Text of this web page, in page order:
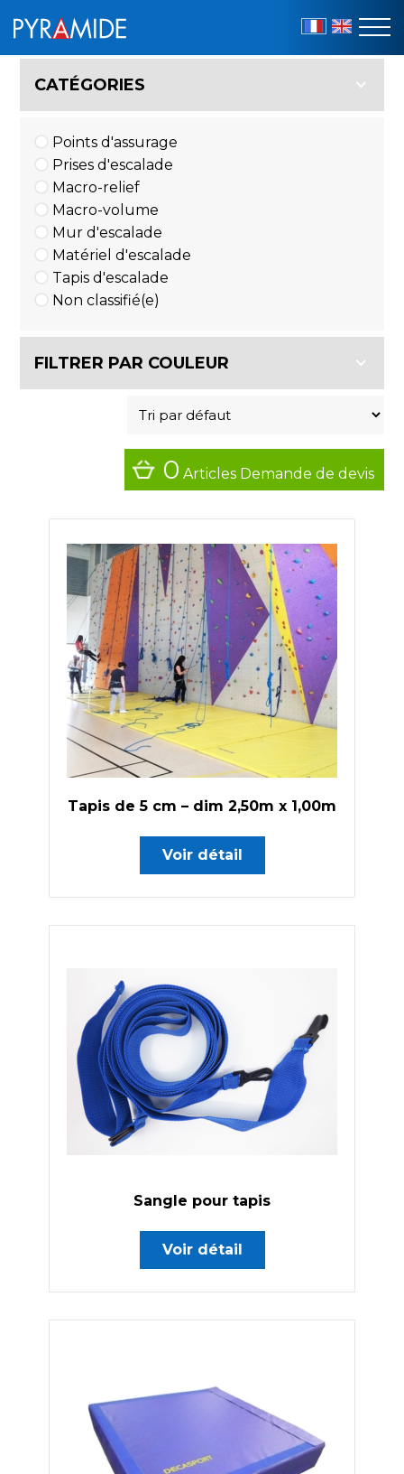
EN
Boutique
en
ligne
CATÉGORIES
Points d'assurage
Prises d'escalade
Macro-relief
Macro-volume
Mur d'escalade
Matériel d'escalade
Tapis d'escalade
Non classifié(e)
FILTRER PAR COULEUR
(15)
Gris soie (14)
Ivoire clair (14)
(12)
Jaune Zinc (14)
Lilas bleu (14)
Orange (4)
Orangé jaune
(11)
Rouge (15)
Rouge signalisation (14)
(4)
Vert de sécurité
0 Articles Demande de devis
Tapis de 5 cm – dim 2,50m x 1,00m
Voir détail
Sangle pour tapis
Voir détail